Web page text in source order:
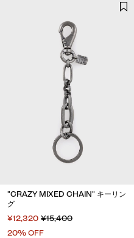
"CRAZY MIXED CHAIN" キーリン
グ
¥12,320 ¥15,400
20% OFF